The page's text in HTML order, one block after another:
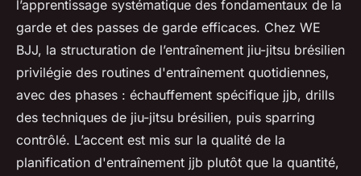
l’apprentissage systématique des fondamentaux de la
garde et des passes de garde efficaces. Chez WE
BJJ, la structuration de l’entraînement jiu-jitsu brésilien
privilégie des routines d'entraînement quotidiennes,
avec des phases : échauffement spécifique jjb, drills
des techniques de jiu-jitsu brésilien, puis sparring
contrôlé. L’accent est mis sur la qualité de la
planification d'entraînement jjb plutôt que la quantité,